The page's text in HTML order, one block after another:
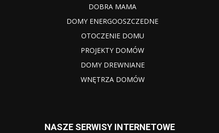
DOBRA MAMA
DOMY ENERGOOSZCZEDNE
OTOCZENIE DOMU
PROJEKTY DOMÓW
DOMY DREWNIANE
WNĘTRZA DOMÓW
NASZE SERWISY INTERNETOWE